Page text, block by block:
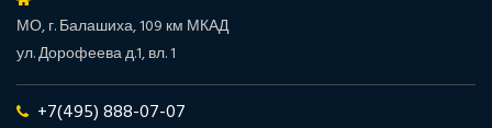
МО, г. Балашиха, 109 км МКАД
ул. Дорофеева д.1, вл. 1
+7(495) 888-07-07